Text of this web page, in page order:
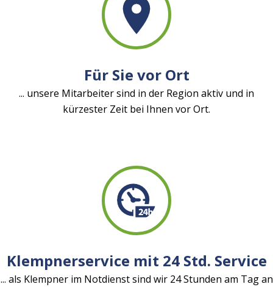
Für Sie vor Ort
... unsere Mitarbeiter sind in der Region aktiv und in
kürzester Zeit bei Ihnen vor Ort.
Klempnerservice mit 24 Std. Service
... als Klempner im Notdienst sind wir 24 Stunden am Tag an